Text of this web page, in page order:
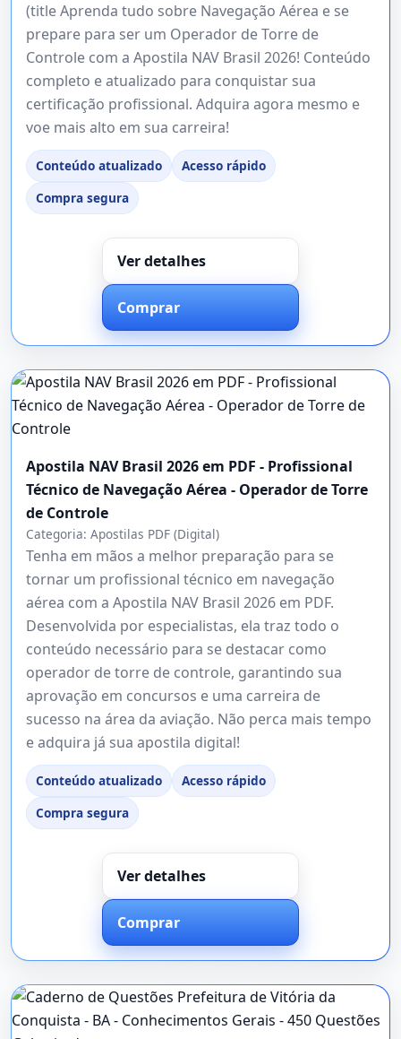
(title Aprenda tudo sobre Navegação Aérea e se
prepare para ser um Operador de Torre de
Controle com a Apostila NAV Brasil 2026! Conteúdo
completo e atualizado para conquistar sua
certificação profissional. Adquira agora mesmo e
voe mais alto em sua carreira!
Conteúdo atualizado
Acesso rápido
Compra segura
Ver detalhes
Comprar
Apostila NAV Brasil 2026 em PDF - Profissional
Técnico de Navegação Aérea - Operador de Torre
de Controle
Categoria: Apostilas PDF (Digital)
Tenha em mãos a melhor preparação para se
tornar um profissional técnico em navegação
aérea com a Apostila NAV Brasil 2026 em PDF.
Desenvolvida por especialistas, ela traz todo o
conteúdo necessário para se destacar como
operador de torre de controle, garantindo sua
aprovação em concursos e uma carreira de
sucesso na área da aviação. Não perca mais tempo
e adquira já sua apostila digital!
Conteúdo atualizado
Acesso rápido
Compra segura
Ver detalhes
Comprar